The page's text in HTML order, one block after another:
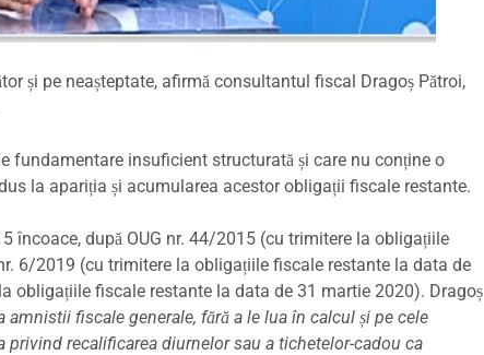
și pe neașteptate, afirmă consultantul fiscal Dragoș Pătroi,
fundamentare insuficient structurată și care nu conține o
la apariția și acumularea acestor obligații fiscale restante.
încoace, după OUG nr. 44/2015 (cu trimitere la obligațiile
6/2019 (cu trimitere la obligațiile fiscale restante la data de
obligațiile fiscale restante la data de 31 martie 2020). Dragoș
amnistii fiscale generale, fără a le lua în calcul și pe cele
recalificarea diurnelor sau a tichetelor-cadou ca